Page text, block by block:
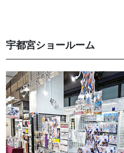
宇都宮ショールーム